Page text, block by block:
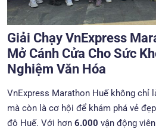
Giải Chạy VnExpress
Mở Cánh Cửa Cho Sức
Nghiệm Văn Hóa
VnExpress Marathon Huế không chỉ
mà còn là cơ hội để khám phá vẻ
đô Huế. Với hơn 6.000 vận động